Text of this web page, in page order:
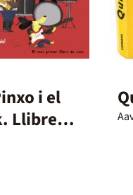
i el
Llibre